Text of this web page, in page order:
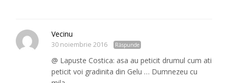
Vecinu
30 noiembrie 2016 Răspunde
@ Lapuste Costica: asa au peticit drumul cum ati
peticit voi gradinita din Gelu … Dumnezeu cu